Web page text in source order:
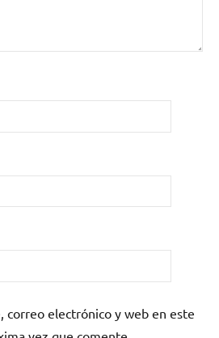
correo electrónico y web en este